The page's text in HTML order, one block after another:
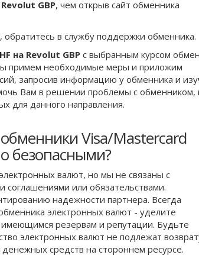
GBP, чем открыв сайт обменника
в службу поддержки обменника.
на Revolut GBPс выбранным курсом
примем необходимые меры и приложим
запросив информацию у обменника и
Вам в решении проблемы c обменником,
для данного направления.
Visa/Mastercard
безопасными?
валют, но мы не связаны c
или обязательствами.
надежности партнера. Всегда
электронных валют - уделите
резервам и репутации. Будьте
электронных валют не подлежат
средств на стороннем ресурсе.